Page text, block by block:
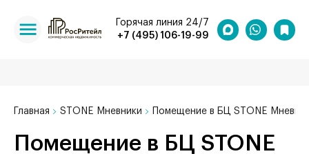
+7 (495) 106-19-99
Горячая линия 24/7
Главная STONE Мневники Помещение в БЦ STONE
Помещение в БЦ STONE